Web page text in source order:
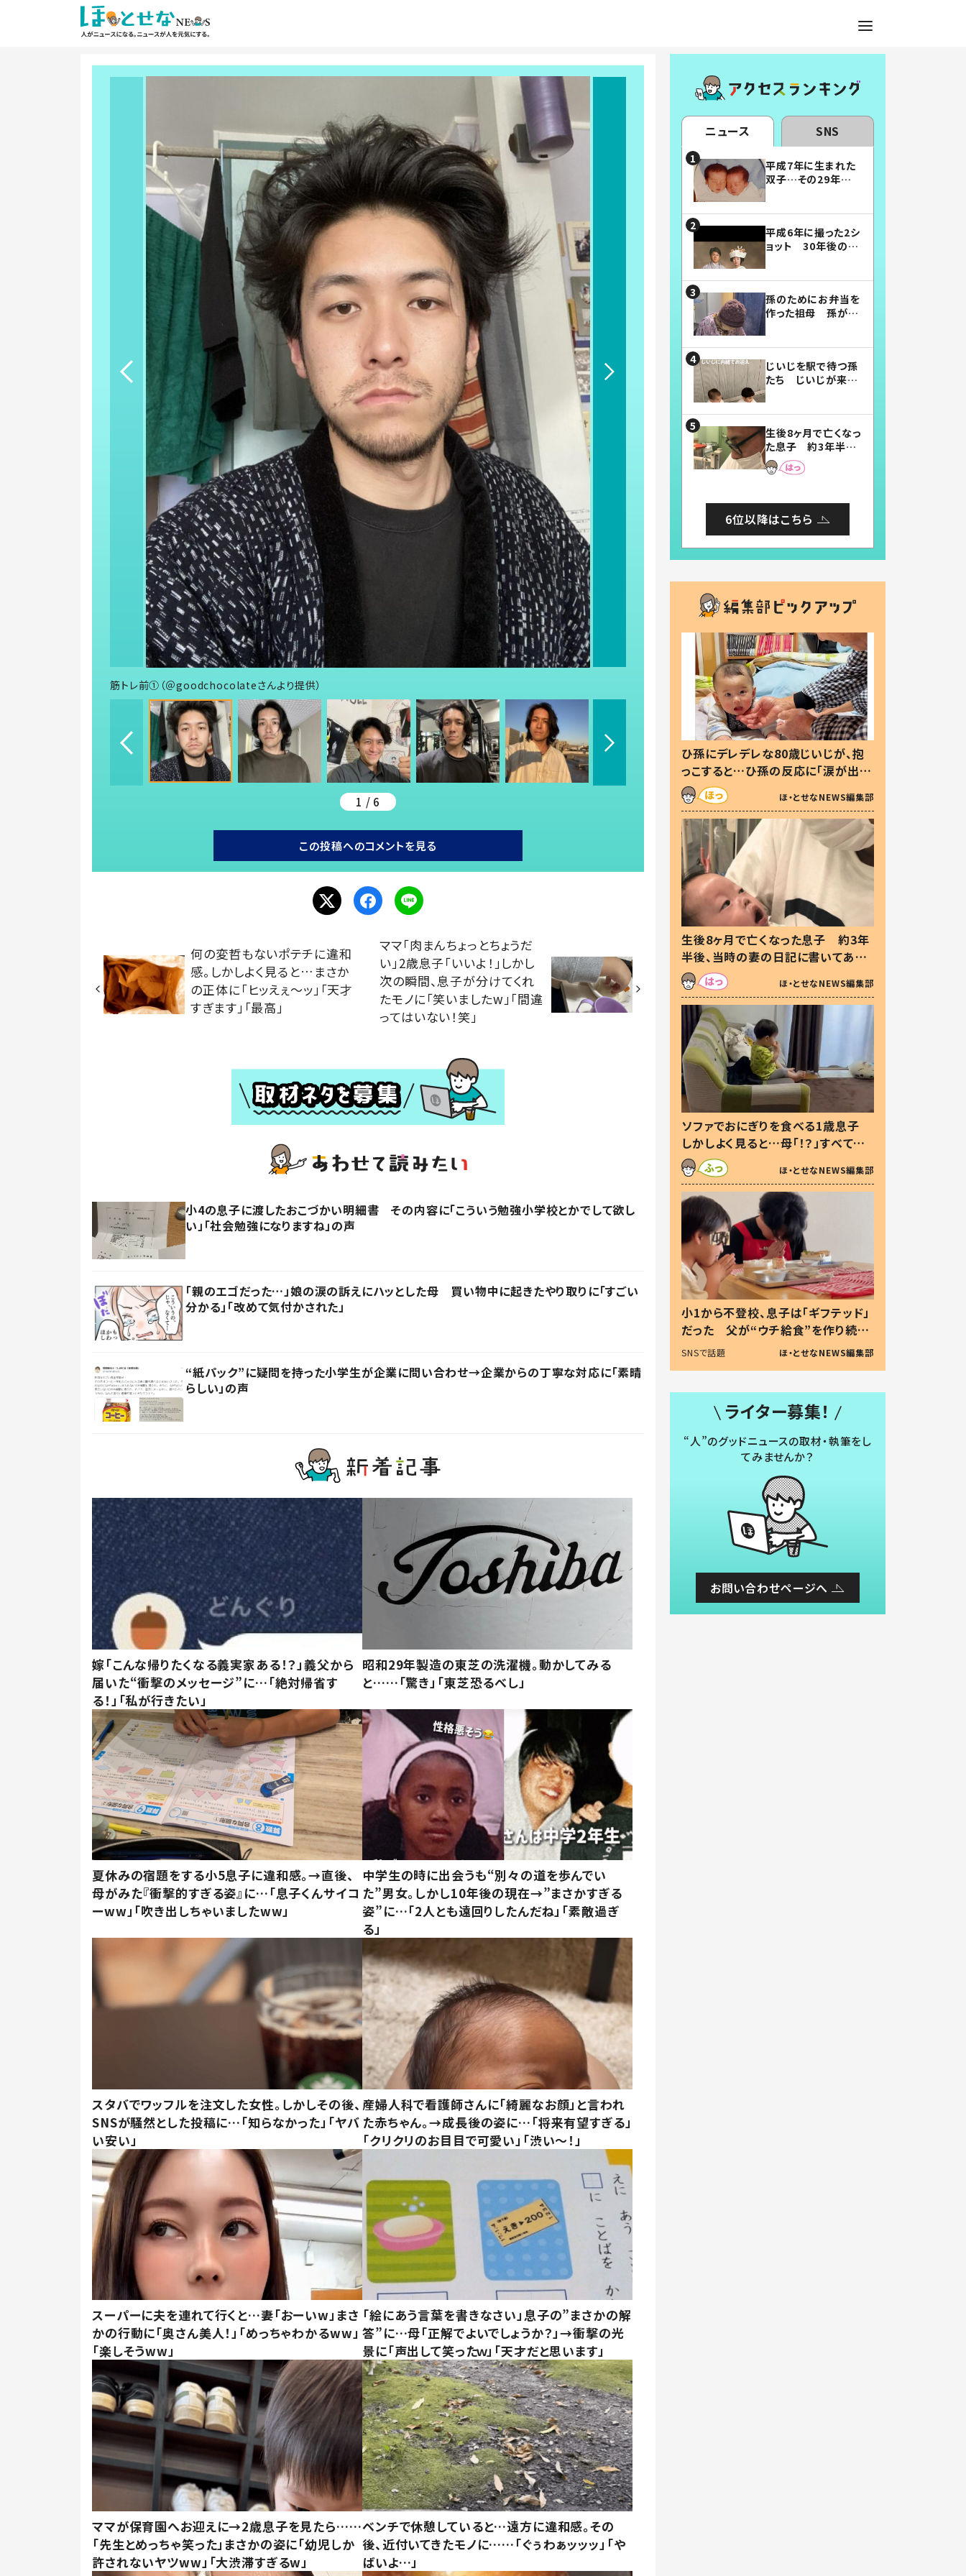
筋トレ前①（＠goodchocolateさんより提供）
1 / 6
この投稿へのコメントを見る
何の変哲もないポテチに違和
感。しかしよく見ると…まさか
の正体に「ヒッえぇ〜ッ」「天才
すぎます」「最高」
ママ「肉まんちょっとちょうだ
い」2歳息子「いいよ！」しかし
次の瞬間、息子が分けてくれ
たモノに「笑いましたw」「間違
ってはいない！笑」
小4の息子に渡したおこづかい明細書 その内容に「こういう勉強小学校とかでして欲し
い」「社会勉強になりますね」の声
「親のエゴだった…」娘の涙の訴えにハッとした母 買い物中に起きたやり取りに「すごい
分かる」「改めて気付かされた」
“紙パック”に疑問を持った小学生が企業に問い合わせ→企業からの丁寧な対応に「素晴
らしい」の声
嫁「こんな帰りたくなる義実家ある！？」義父から
届いた“衝撃のメッセージ”に…「絶対帰省す
る！」「私が行きたい」
昭和29年製造の東芝の洗濯機。動かしてみる
と……「驚き」「東芝恐るべし」
夏休みの宿題をする小5息子に違和感。→直後、
母がみた『衝撃的すぎる姿』に…「息子くんサイコ
ーww」「吹き出しちゃいましたww」
中学生の時に出会うも“別々の道を歩んでい
た”男女。しかし10年後の現在→”まさかすぎる
姿”に…「2人とも遠回りしたんだね」「素敵過ぎ
る」
スタバでワッフルを注文した女性。しかしその後、
SNSが騒然とした投稿に…「知らなかった」「ヤバ
い安い」
産婦人科で看護師さんに「綺麗なお顔」と言われ
た赤ちゃん。→成長後の姿に…「将来有望すぎる」
「クリクリのお目目で可愛い」「渋い～！」
スーパーに夫を連れて行くと…妻「おーいw」まさ
かの行動に「奥さん美人！」「めっちゃわかるww」
「楽しそうww」
「絵にあう言葉を書きなさい」息子の”まさかの解
答”に…母「正解でよいでしょうか？」→衝撃の光
景に「声出して笑ったｗ」「天才だと思います」
ママが保育園へお迎えに→2歳息子を見たら……
「先生とめっちゃ笑った」まさかの姿に「幼児しか
許されないヤツww」「大渋滞すぎるw」
ベンチで休憩していると…遠方に違和感。その
後、近付いてきたモノに……「ぐぅわぁッッッ」「や
ばいよ…」
ニュース SNS
平成7年に生まれた
双子…その29年後
平成6年に撮った2シ
ョット 30年後の姿
孫のためにお弁当を
作った祖母 孫が絶
じいじを駅で待つ孫
たち じいじが来た
まらない」「幸せにな
れる」
生後8ヶ月で亡くなっ
た息子 約3年半
後、当時の妻の日記
に書いてあった本音
6位以降はこちら
ひ孫にデレデレな80歳じいじが、抱
っこすると…ひ孫の反応に「涙が出ま
した」「可愛くて仕方ない」
ほ・とせなNEWS編集部
生後8ヶ月で亡くなった息子 約3年
半後、当時の妻の日記に書いてあっ
た本音とは
ほ・とせなNEWS編集部
ソファでおにぎりを食べる1歳息子
しかしよく見ると…母「！？」すべてを
察した母の投稿に「可愛いから許
す！」「現行犯〜」
ほ・とせなNEWS編集部
小1から不登校、息子は「ギフテッド」
だった 父が“ウチ給食”を作り続け
る理由とは #令和の親 #令和の子
SNSで話題 ほ・とせなNEWS編集部
ライター募集！
“人”のグッドニュースの取材・執筆をし
てみませんか？
お問い合わせページへ